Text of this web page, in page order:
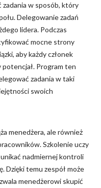
zadania w sposób, który
Delegowanie zadań
lidera. Podczas
mocne strony
aby każdy członek
potencjał. Program ten
zadania w taki
swoich
menedżera, ale również
Szkolenie uczy
nadmiernej kontroli
Dzięki temu zespół może
menedżerowi skupić